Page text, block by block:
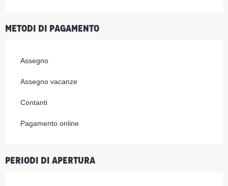
Metodi di pagamento
Assegno
Assegno vacanze
Contanti
Pagamento online
Periodi di apertura